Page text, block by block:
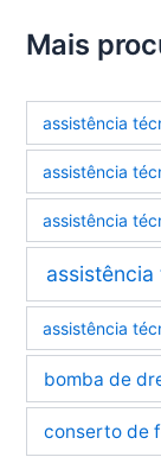
Mais
assistência
assistência
assistência
assistência
bomba de
conserto de